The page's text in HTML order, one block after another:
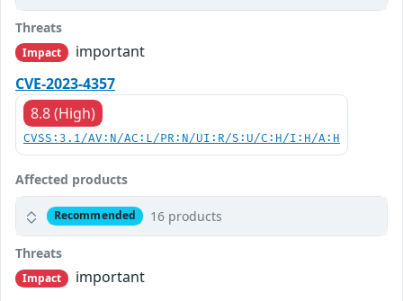
Threats
Impact
important
CVE-2023-4357
8.8 (High)
CVSS:3.1/AV:N/AC:L/PR:N/UI:R/S:U/C:H/I:H/A:H
Affected products
Recommended 16 products
Threats
Impact
important